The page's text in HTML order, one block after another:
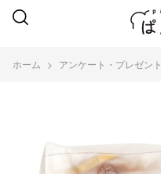
ホーム アンケート・プレゼント